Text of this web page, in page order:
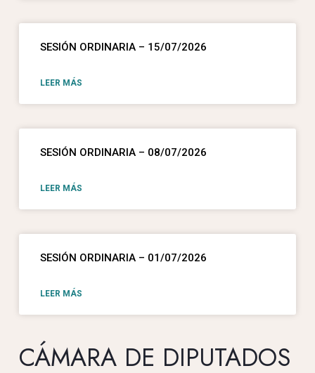
SESIÓN ORDINARIA – 15/07/2026
LEER MÁS
SESIÓN ORDINARIA – 08/07/2026
LEER MÁS
SESIÓN ORDINARIA – 01/07/2026
LEER MÁS
CÁMARA DE DIPUTADOS